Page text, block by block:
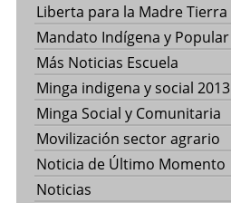
Liberta para la Madre Tierra
Mandato Indígena y Popular
Más Noticias Escuela
Minga indigena y social 2013
Minga Social y Comunitaria
Movilización sector agrario
Noticia de Último Momento
Noticias